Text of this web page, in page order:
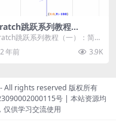
跳跃系列教程
）：简单跳跃
跳跃系列教程（一）：简单
作者：小虎鲸Scratch资源站
2 年前 3.9K
All rights reserved 版权所有
号| 本站资源均
仅供学习交流使用